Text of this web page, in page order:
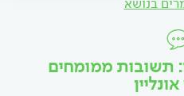
תשובות ממומחים